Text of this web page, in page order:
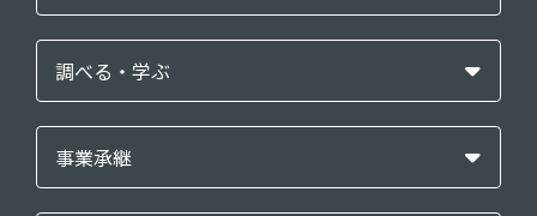
調べる・学ぶ
事業承継